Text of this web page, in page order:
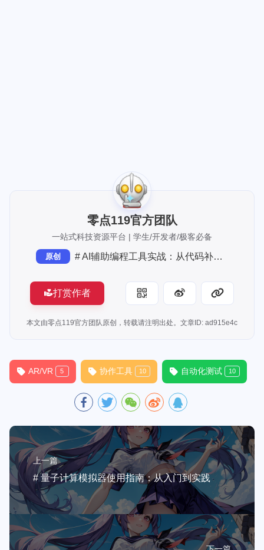
零点119官方团队
一站式科技资源平台 | 学生/开发者/极客必备
原创 # AI辅助编程工具实战：从代码补全到系统设计
打赏作者
本文由零点119官方团队原创，转载请注明出处。文章ID: ad915e4c
AR/VR 5 协作工具 10 自动化测试 10
上一篇
# 量子计算模拟器使用指南：从入门到实践